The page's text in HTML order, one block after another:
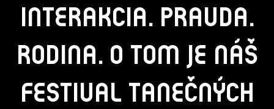
INTERAKCIA. PRAVDA.
RODINA. O TOM JE NÁŠ
FESTIVAL TANEČNÝCH